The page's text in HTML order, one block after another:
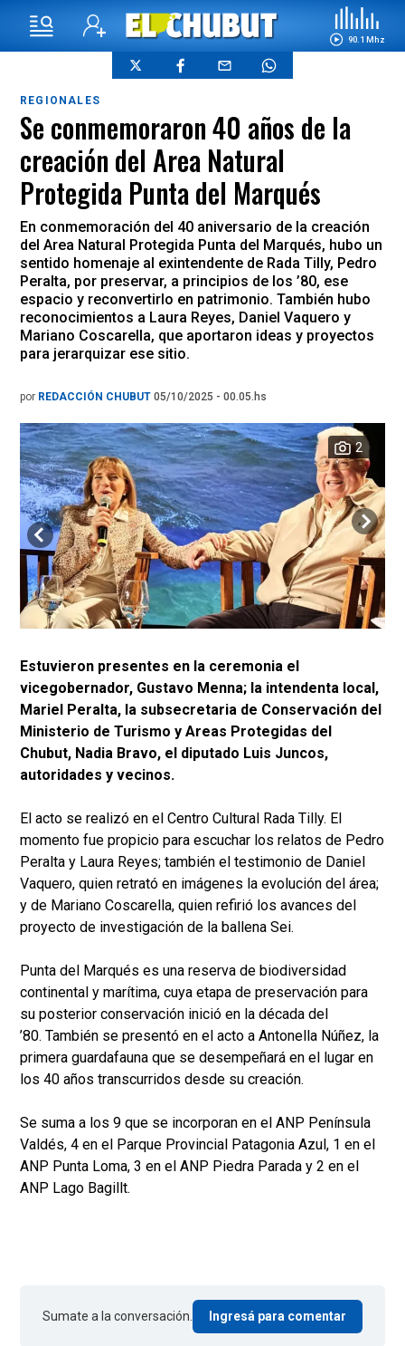
90.1 Mhz
REGIONALES
Se conmemoraron 40 años de la
creación del Area Natural
Protegida Punta del Marqués
En conmemoración del 40 aniversario de la creación
del Area Natural Protegida Punta del Marqués, hubo un
sentido homenaje al exintendente de Rada Tilly, Pedro
Peralta, por preservar, a principios de los ’80, ese
espacio y reconvertirlo en patrimonio. También hubo
reconocimientos a Laura Reyes, Daniel Vaquero y
Mariano Coscarella, que aportaron ideas y proyectos
para jerarquizar ese sitio.
por REDACCIÓN CHUBUT 05/10/2025 - 00.05.hs
2
Estuvieron presentes en la ceremonia el
vicegobernador, Gustavo Menna; la intendenta local,
Mariel Peralta, la subsecretaria de Conservación del
Ministerio de Turismo y Areas Protegidas del
Chubut, Nadia Bravo, el diputado Luis Juncos,
autoridades y vecinos.
El acto se realizó en el Centro Cultural Rada Tilly. El
momento fue propicio para escuchar los relatos de Pedro
Peralta y Laura Reyes; también el testimonio de Daniel
Vaquero, quien retrató en imágenes la evolución del área;
y de Mariano Coscarella, quien refirió los avances del
proyecto de investigación de la ballena Sei.
Punta del Marqués es una reserva de biodiversidad
continental y marítima, cuya etapa de preservación para
su posterior conservación inició en la década del
’80. También se presentó en el acto a Antonella Núñez, la
primera guardafauna que se desempeñará en el lugar en
los 40 años transcurridos desde su creación.
Se suma a los 9 que se incorporan en el ANP Península
Valdés, 4 en el Parque Provincial Patagonia Azul, 1 en el
ANP Punta Loma, 3 en el ANP Piedra Parada y 2 en el
ANP Lago Bagillt.
Sumate a la conversación. Ingresá para comentar